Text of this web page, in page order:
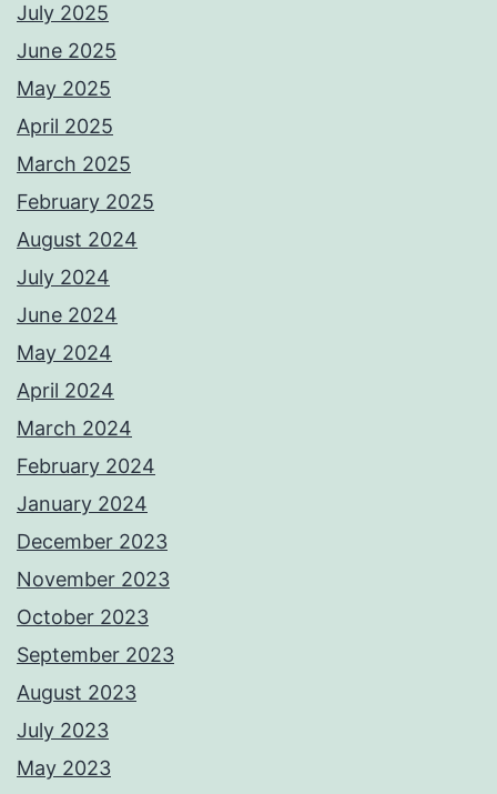
July 2025
June 2025
May 2025
April 2025
March 2025
February 2025
August 2024
July 2024
June 2024
May 2024
April 2024
March 2024
February 2024
January 2024
December 2023
November 2023
October 2023
September 2023
August 2023
July 2023
May 2023